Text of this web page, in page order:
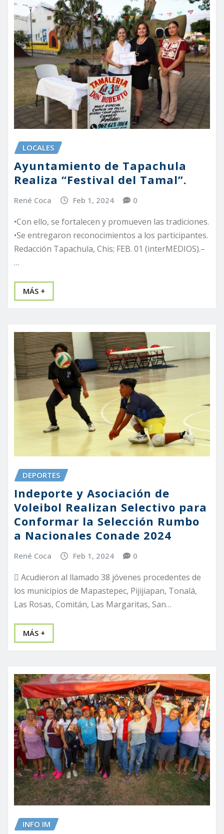
LOCALES
Ayuntamiento de Tapachula
Realiza “Festival del Tamal”.
René Coca Feb 1, 2024 0
•Con ello, se fortalecen y promueven las tradiciones.
•Se entregaron reconocimientos a los participantes.
Redacción Tapachula, Chis; FEB. 01 (interMEDIOS).–
…
MÁS +
DEPORTES
Indeporte y Asociación de
Voleibol Realizan Selectivo para
Conformar la Selección Rumbo
a Nacionales Conade 2024
René Coca Feb 1, 2024 0
 Acudieron al llamado 38 jóvenes procedentes de
los municipios de Mapastepec, Pijijiapan, Tonalá,
Las Rosas, Comitán, Las Margaritas, San…
MÁS +
INFO IM